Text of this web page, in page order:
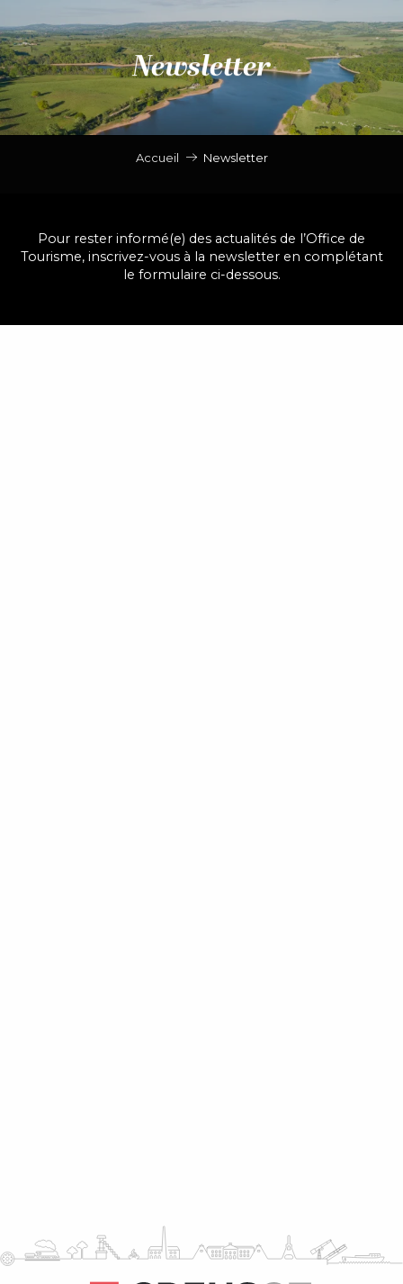
au
contenu
principal
Newsletter
Accueil Newsletter
Pour rester informé(e) des actualités de l’Office de
Tourisme, inscrivez-vous à la newsletter en complétant
le formulaire ci-dessous.